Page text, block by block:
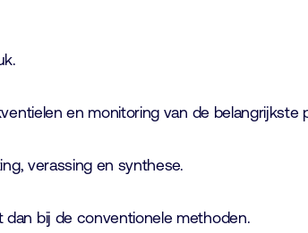
en monitoring van de belangrijkste
verassing en synthese.
dan bij de conventionele methoden.